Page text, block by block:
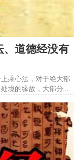
、道德经没有
乘心法，对于绝大部
境的缘故，大部分人
是要首先解决自己的
，孔子的弟